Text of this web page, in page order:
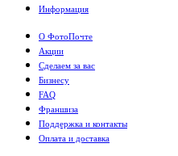
Информация
О ФотоПочте
Акции
Сделаем за вас
Бизнесу
FAQ
Франшиза
Поддержка и контакты
Оплата и доставка